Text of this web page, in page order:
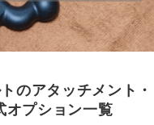
のアタッチメント・
オプション一覧